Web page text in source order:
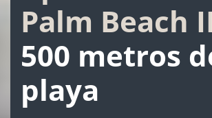
Palm Beach II
500 metros
playa